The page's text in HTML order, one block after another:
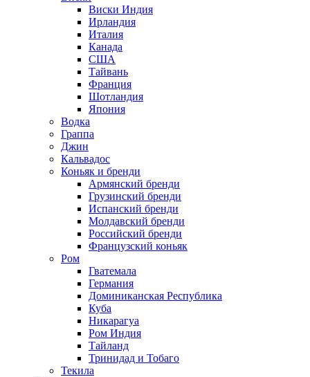
Виски Индия
Ирландия
Италия
Канада
США
Тайвань
Франция
Шотландия
Япония
Водка
Граппа
Джин
Кальвадос
Коньяк и бренди
Армянский бренди
Грузинский бренди
Испанский бренди
Молдавский бренди
Российский бренди
Французский коньяк
Ром
Гватемала
Германия
Доминиканская Республика
Куба
Никарагуа
Ром Индия
Тайланд
Тринидад и Тобаго
Текила